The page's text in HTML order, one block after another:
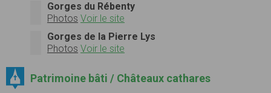
Gorges du Rébenty
Photos Voir le site
Gorges de la Pierre Lys
Photos Voir le site
Patrimoine bâti / Châteaux cathares